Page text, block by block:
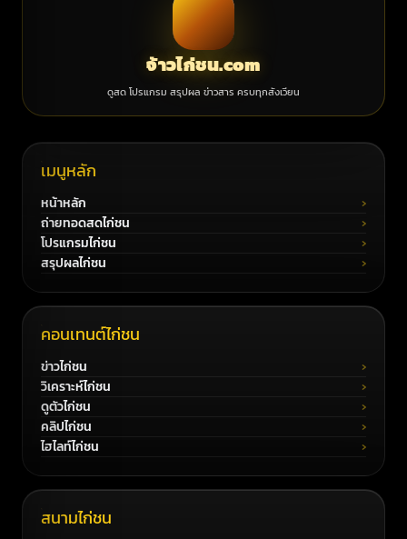
จ้าวไก่ชน.com
ดูสด โปรแกรม สรุปผล ข่าวสาร ครบทุกสังเวียน
เมนูหลัก
หน้าหลัก
ถ่ายทอดสดไก่ชน
โปรแกรมไก่ชน
สรุปผลไก่ชน
คอนเทนต์ไก่ชน
ข่าวไก่ชน
วิเคราะห์ไก่ชน
ดูตัวไก่ชน
คลิปไก่ชน
ไฮไลท์ไก่ชน
สนามไก่ชน